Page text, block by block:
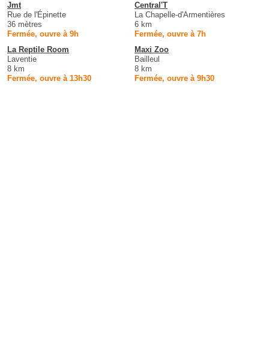
Jmt
Rue de l'Épinette
36 mètres
Fermée, ouvre à 9h
Central'T
La Chapelle-d'Armentières
6 km
Fermée, ouvre à 7h
La Reptile Room
Laventie
8 km
Fermée, ouvre à 13h30
Maxi Zoo
Bailleul
8 km
Fermée, ouvre à 9h30